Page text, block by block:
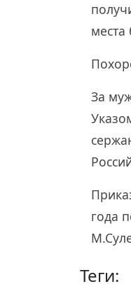
места
За
года
Теги: